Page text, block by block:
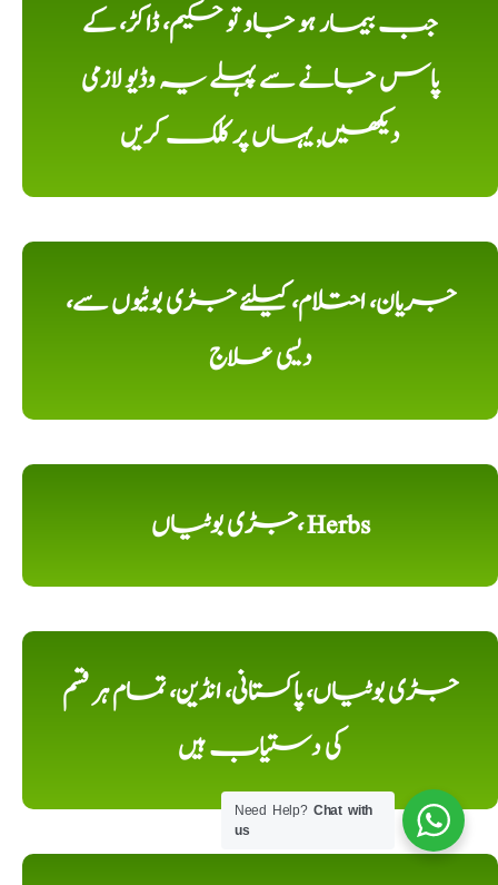
جب بیمار ہو جاو تو حکیم، ڈاکڑ، کے
پاس جانے سے پہلے یہ وڈیو لازمی
دیکھیں, یہاں پر کلک کریں
جریان، احتلام، کیلئے جڑی بوٹیوں سے،
دیسی علاج
جڑی بوٹیاں، Herbs
جڑی بوٹیاں، پاکستانی، انڈین، تمام ہر قسم
کی دستیاب ہیں
Need Help?Chat with
us